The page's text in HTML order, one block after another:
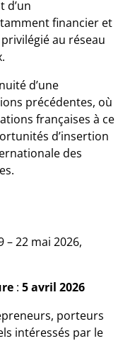
d’un
financier et
au réseau
d’une
précédentes, où
françaises à ce
d’insertion
des
– 22 mai 2026,
:5 avril 2026
porteurs
intéressés par le